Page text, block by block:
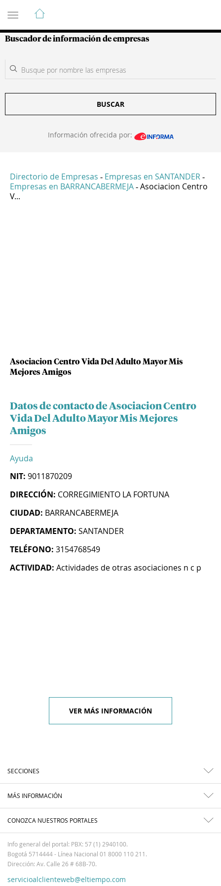
Guía de Empresas Colombianas
Buscador de información de empresas
BUSCAR
Información ofrecida por:
Directorio de Empresas - Empresas en SANTANDER -
Empresas en BARRANCABERMEJA - Asociacion Centro
V...
Asociacion Centro Vida Del Adulto Mayor Mis
Mejores Amigos
Datos de contacto de Asociacion Centro
Vida Del Adulto Mayor Mis Mejores
Amigos
Ayuda
NIT: 9011870209
DIRECCIÓN: CORREGIMIENTO LA FORTUNA
CIUDAD: BARRANCABERMEJA
DEPARTAMENTO: SANTANDER
TELÉFONO: 3154768549
ACTIVIDAD: Actividades de otras asociaciones n c p
VER MÁS INFORMACIÓN
SECCIONES
MÁS INFORMACIÓN
CONOZCA NUESTROS PORTALES
Info general del portal: PBX: 57 (1) 2940100.
Bogotá 5714444 - Línea Nacional 01 8000 110 211.
Dirección: Av. Calle 26 # 68B-70.
servicioalclienteweb@eltiempo.com